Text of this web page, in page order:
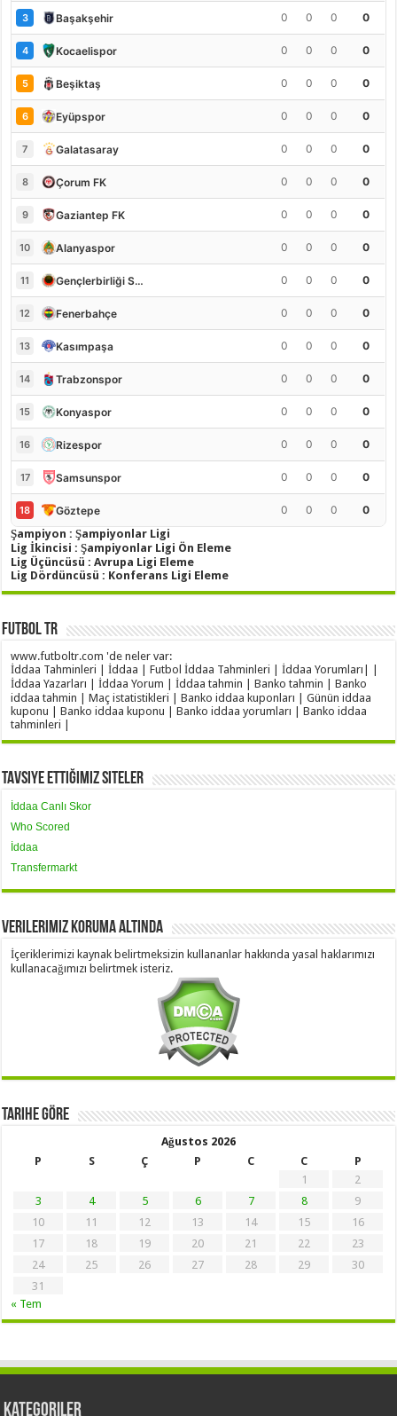
3 Başakşehir 0 0 0 0
4 Kocaelispor 0 0 0 0
5 Beşiktaş 0 0 0 0
6 Eyüpspor 0 0 0 0
7 Galatasaray 0 0 0 0
8 Çorum FK 0 0 0 0
9 Gaziantep FK 0 0 0 0
10 Alanyaspor 0 0 0 0
11 Gençlerbirliği S.K. 0 0 0 0
12 Fenerbahçe 0 0 0 0
13 Kasımpaşa 0 0 0 0
14 Trabzonspor 0 0 0 0
15 Konyaspor 0 0 0 0
16 Rizespor 0 0 0 0
17 Samsunspor 0 0 0 0
18 Göztepe 0 0 0
0
Şampiyon : Şampiyonlar Ligi
Lig İkincisi : Şampiyonlar Ligi Ön Eleme
Lig Üçüncüsü : Avrupa Ligi Eleme
Lig Dördüncüsü : Konferans Ligi Eleme
Futbol TR
www.futboltr.com 'de neler var:
İddaa Tahminleri | İddaa | Futbol İddaa Tahminleri | İddaa Yorumları| |
İddaa Yazarları | İddaa Yorum | İddaa tahmin | Banko tahmin | Banko
iddaa tahmin | Maç istatistikleri | Banko iddaa kuponları | Günün iddaa
kuponu | Banko iddaa kuponu | Banko iddaa yorumları | Banko iddaa
tahminleri |
Tavsiye Ettiğimiz Siteler
İddaa Canlı Skor
Who Scored
İddaa
Transfermarkt
Verilerimiz Koruma Altında
İçeriklerimizi kaynak belirtmeksizin kullananlar hakkında yasal haklarımızı
kullanacağımızı belirtmek isteriz.
Tarihe Göre
Ağustos 2026
P
S Ç P C C
P
1
2
3
4 5 6 7 8
9
10
11 12 13 14 15
16
17
18 19 20 21 22
23
24
25 26 27 28 29
30
31
« Tem
Kategoriler